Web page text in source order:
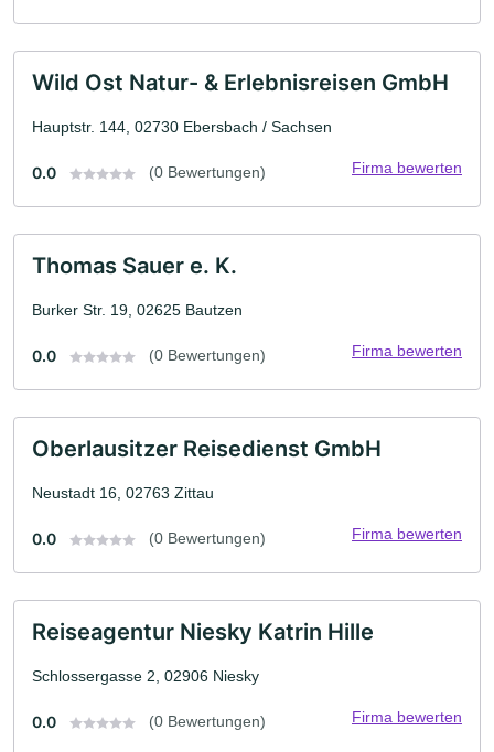
Wild Ost Natur- & Erlebnisreisen GmbH
Hauptstr. 144, 02730 Ebersbach / Sachsen
0.0 (0 Bewertungen) Firma bewerten
Thomas Sauer e. K.
Burker Str. 19, 02625 Bautzen
0.0 (0 Bewertungen) Firma bewerten
Oberlausitzer Reisedienst GmbH
Neustadt 16, 02763 Zittau
0.0 (0 Bewertungen) Firma bewerten
Reiseagentur Niesky Katrin Hille
Schlossergasse 2, 02906 Niesky
0.0 (0 Bewertungen) Firma bewerten